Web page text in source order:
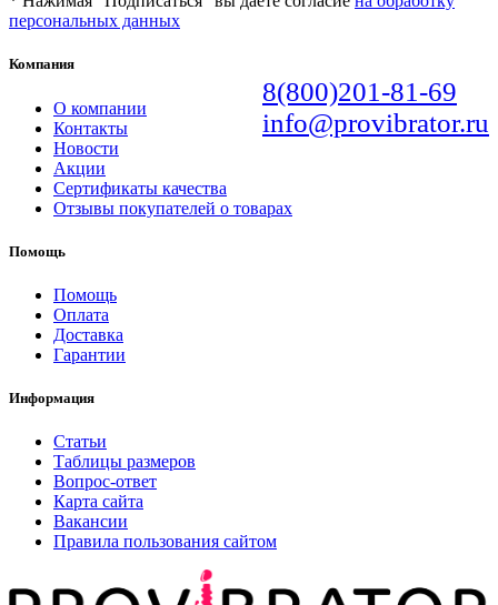
персональных данных
8(800)201-81-69
info@provibrator.ru
Компания
О компании
Контакты
Новости
Акции
Сертификаты качества
Отзывы покупателей о товарах
Помощь
Помощь
Оплата
Доставка
Гарантии
Информация
Статьи
Таблицы размеров
Вопрос-ответ
Карта сайта
Вакансии
Правила пользования сайтом